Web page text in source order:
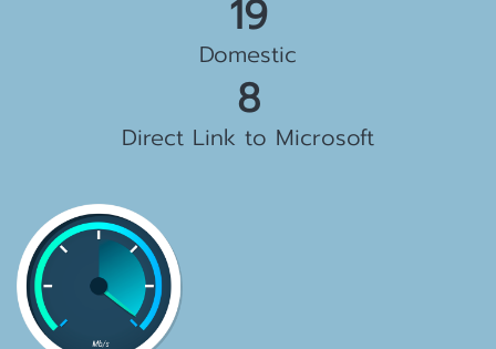
23 Gbps
Domestic
10 Gbps
Direct Link to Microsoft